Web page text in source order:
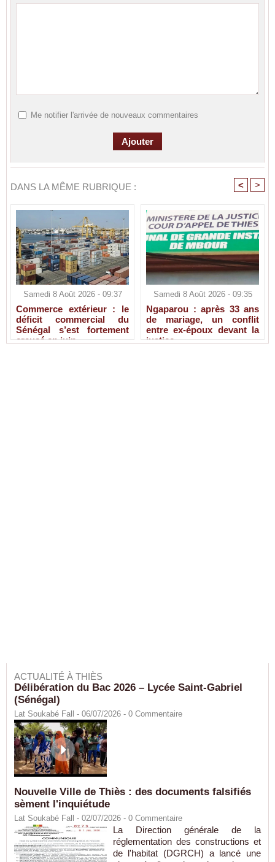
Me notifier l'arrivée de nouveaux commentaires
DANS LA MÊME RUBRIQUE : < >
Samedi 8 Août 2026 - 09:37
Commerce extérieur : le
déficit commercial du
Sénégal s’est fortement
creusé en juin
Samedi 8 Août 2026 - 09:35
Ngaparou : après 33 ans
de mariage, un conflit
entre ex-époux devant la
justice
ACTUALITÉ À THIÈS
Délibération du Bac 2026 – Lycée Saint-Gabriel
(Sénégal)
Lat Soukabé Fall - 06/07/2026 - 0 Commentaire
Nouvelle Ville de Thiès : des documents falsifiés
sèment l'inquiétude
Lat Soukabé Fall - 02/07/2026 - 0 Commentaire
La Direction générale de la
réglementation des constructions et
de l'habitat (DGRCH) a lancé une